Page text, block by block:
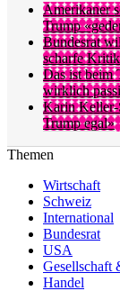
Amerikaner
Trump
Bundesrat
scharfe Kritik
Das ist beim
wirklich
Karin Keller-
Trump egal»
Themen
Wirtschaft
Schweiz
International
Bundesrat
USA
Gesellschaft
Handel